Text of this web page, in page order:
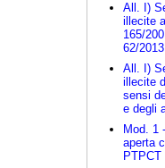
All. I)
illecite
165/
62/2013
All. I)
illecite
sensi
e degli
Mod. 1
aperta
PTPCT